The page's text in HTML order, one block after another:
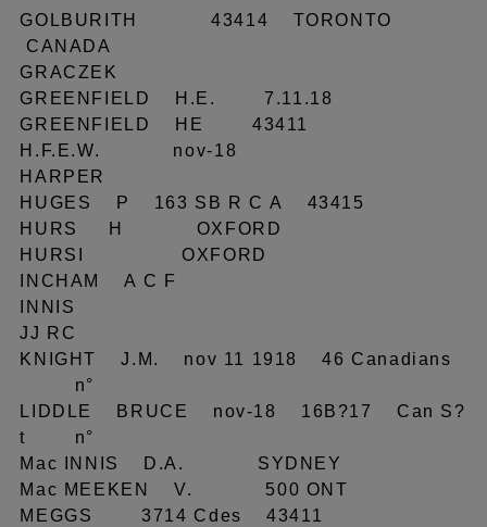
GOLBURITH 43414 TORONTO
CANADA
GRACZEK
GREENFIELD H.E. 7.11.18
GREENFIELD HE 43411
H.F.E.W. nov-18
HARPER
HUGES P 163 SB R C A 43415
HURS H OXFORD
HURSI OXFORD
INCHAM A C F
INNIS
JJ RC
KNIGHT J.M. nov 11 1918 46 Canadians
n°
LIDDLE BRUCE nov-18 16B?17 Can S?
t n°
Mac INNIS D.A. SYDNEY
Mac MEEKEN V. 500 ONT
MEGGS 3714 Cdes 43411